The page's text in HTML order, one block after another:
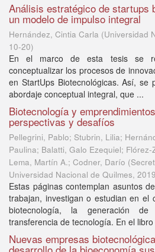
Análisis estratégico de startups
un modelo de impulso integral
Hernández, Cintia Carla (Universidad
10-20)
En el marco de esta tesis se
conceptualizar los procesos de
en StartUps Biotecnológicas. Así, se
abordaje conceptual integral, que ...
Biotecnología y
perspectivas y desafíos
Pellegrini, Pablo; Stubrin, Lilia;
Paulina; Balatti, Galo Ezequiel;
Lema, Martín A.; Codner, Darío (
Universidad Nacional de Quilmes, 2019
Estas páginas contemplan asuntos
trabajan, investigan o estudian en el
biotecnología, la generación
transferencia de tecnología. En el libro
Nuevas empresas